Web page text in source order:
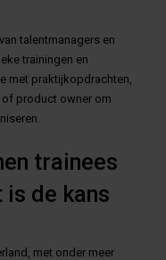
talentmanagers en
trainingen en
met praktijkopdrachten,
of product owner om
trainees
is de kans
met onder meer